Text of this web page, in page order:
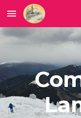
Skip to main content